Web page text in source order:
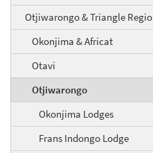
Otjiwarongo & Triangle Regio
Okonjima & Africat
Otavi
Otjiwarongo
Okonjima Lodges
Frans Indongo Lodge